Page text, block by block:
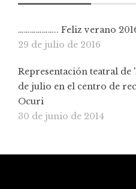
……………….. Feliz verano
29 de julio de 2016
Representación teatral de
de julio en el centro de
Ocuri
30 de junio de 2014